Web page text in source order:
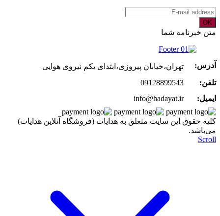
OK
متن خبرنامه شما
آدرس:
تهران،خیابان پیروزی،ابتدای یکم نیروی هوایی
تلفن:
09128899543
ایمیل:
info@hadayat.ir
کليه حقوق اين سايت متعلق به هدایات (فروشگاه آنلاین هدایات)
می‌باشد.
Scroll